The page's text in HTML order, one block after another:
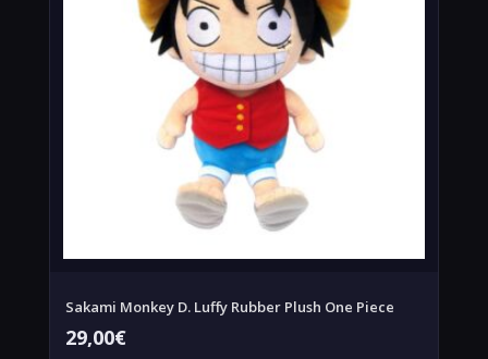
Sakami Monkey D. Luffy Rubber Plush One Piece
29,00€